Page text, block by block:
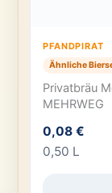
PFANDPIRAT
Ähnliche
Privatbräu
MEHRWEG
0,08 €
0,50 L